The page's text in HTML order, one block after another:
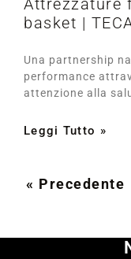
Attrezzature
basket |
Una partnership
performance
attenzione alla
Leggi Tutto »
« Precedente